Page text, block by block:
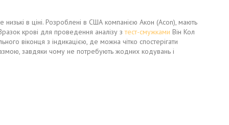
низькі в ціні. Розроблені в США компанією Акон (Acon), мають
крові для проведення аналізу зтест-смужками Він Кол
віконця з індикацією, де можна чітко спостерігати
завдяки чому не потребують жодних кодувань і